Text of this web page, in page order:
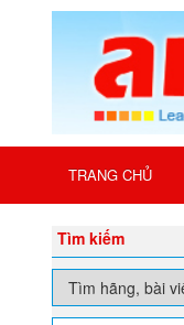
TRANG CHỦ
Tìm kiếm